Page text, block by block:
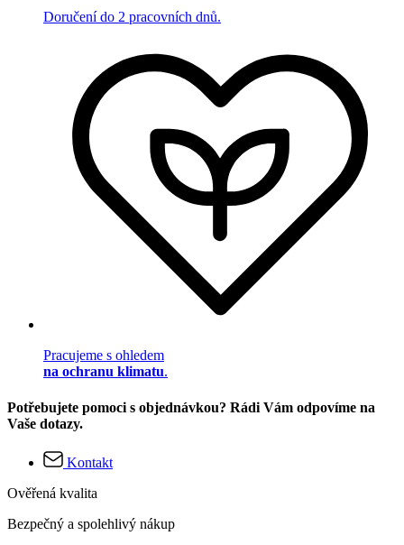
Doručení do 2 pracovních dnů.
Pracujeme s ohledem
na ochranu klimatu.
Potřebujete pomoci s objednávkou? Rádi Vám odpovíme na
Vaše dotazy.
Kontakt
Ověřená kvalita
Bezpečný a spolehlivý nákup